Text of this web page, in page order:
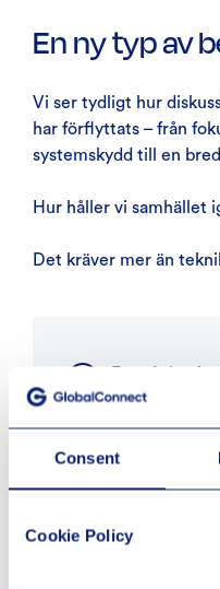
Consent
Cookie Policy
En ny typ av
Vi ser tydligt hur
har förflyttats – från
systemskydd till en
Hur håller vi samhället
Det kräver mer än
Samarbete
Samarbete
Kort sagt: